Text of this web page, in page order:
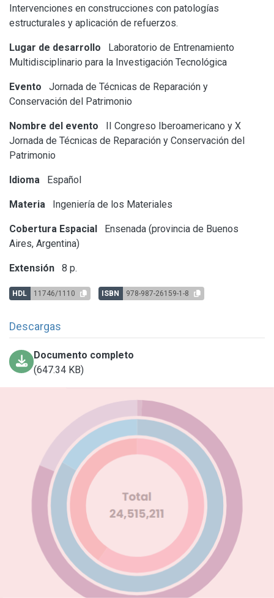
Intervenciones en construcciones con patologías
estructurales y aplicación de refuerzos.
Lugar de desarrollo
Laboratorio de Entrenamiento
Multidisciplinario para la Investigación Tecnológica
Evento
Jornada de Técnicas de Reparación y
Conservación del Patrimonio
Nombre del evento
II Congreso Iberoamericano y X
Jornada de Técnicas de Reparación y Conservación del
Patrimonio
Idioma Español
Materia Ingeniería de los Materiales
Cobertura Espacial
Ensenada (provincia de Buenos
Aires, Argentina)
Extensión 8 p.
HDL 11746/1110 ISBN 978-987-26159-1-8
Descargas
Documento completo
(647.34 KB)